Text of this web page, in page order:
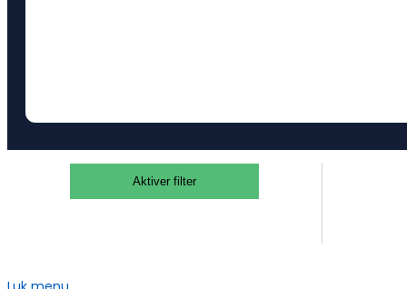
Aktiver filter